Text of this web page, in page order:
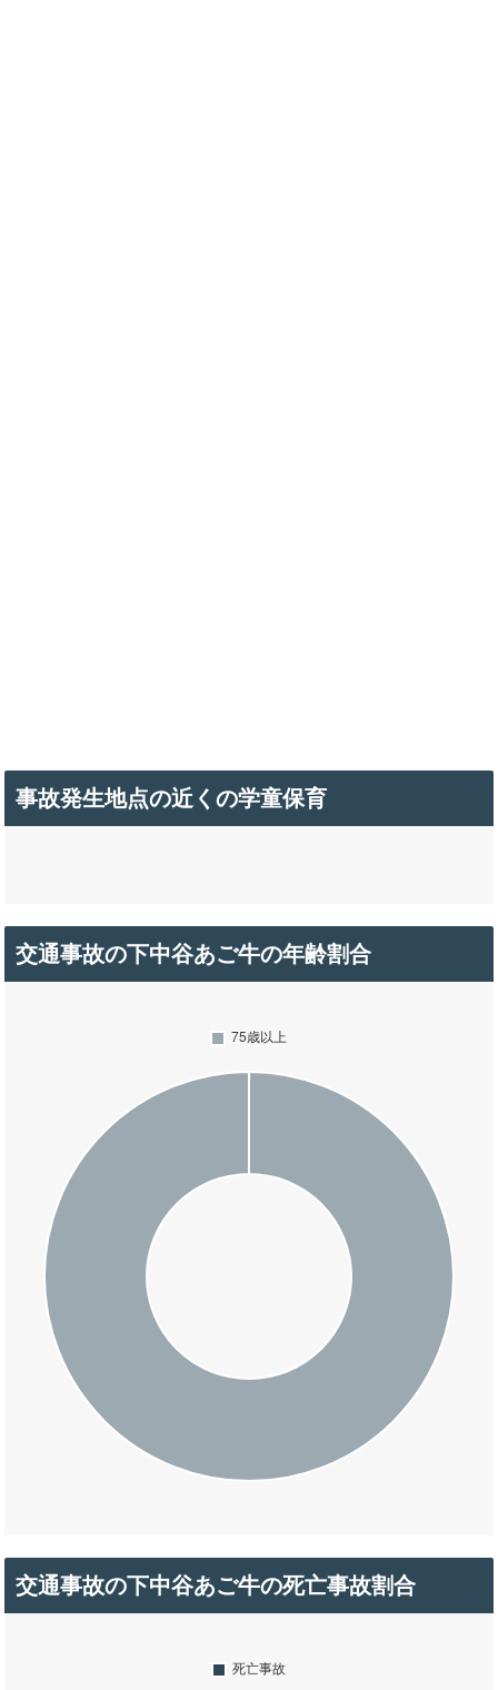
事故発生地点の近くの学童保育
交通事故の下中谷あご牛の年齢割合
交通事故の下中谷あご牛の死亡事故割合